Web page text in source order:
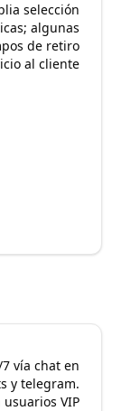
selección
algunas
de retiro
al cliente
vía chat en
y telegram.
VIP